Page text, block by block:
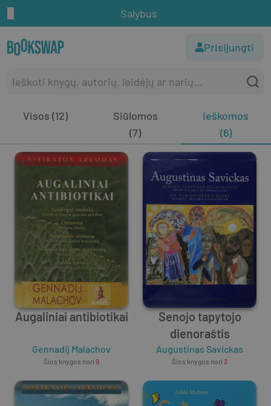
Salybus
Prisijungti
Visos (12)
Siūlomos
(7)
Ieškomos
(6)
Augaliniai antibiotikai
Gennadij Malachov
Šios knygos nori 9
Senojo tapytojo
dienoraštis
Augustinas Savickas
Šios knygos nori 3